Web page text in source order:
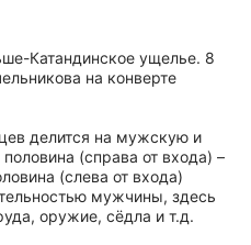
Катандинское ущелье. 8
на конверте
делится на мужскую и
(справа от входа) –
(слева от входа)
мужчины, здесь
оружие, сёдла и т.д.